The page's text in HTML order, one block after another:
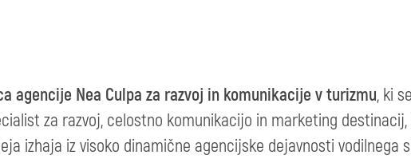
agencije Nea Culpa za razvoj in komunikacije v turizmu, ki
za razvoj, celostno komunikacijo in marketing
izhaja iz visoko dinamične agencijske dejavnosti vodilnega